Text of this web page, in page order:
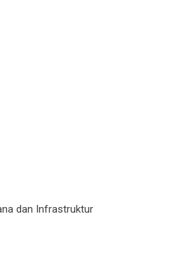
dan Infrastruktur